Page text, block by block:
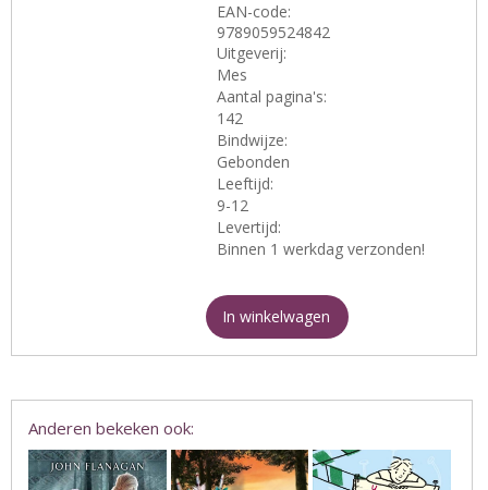
EAN-code:
9789059524842
Uitgeverij:
Mes
Aantal pagina's:
142
Bindwijze:
Gebonden
Leeftijd:
9-12
Levertijd:
Binnen 1 werkdag verzonden!
In winkelwagen
Anderen bekeken ook: